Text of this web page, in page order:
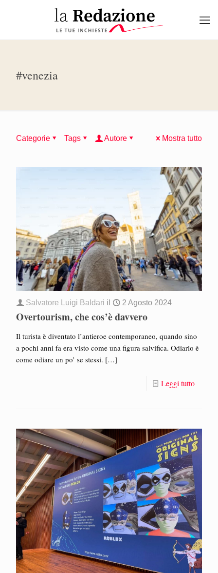
#venezia
Categorie Tags Autore Mostra tutto
Salvatore Luigi Baldari il 2 Agosto 2024
Overtourism, che cos’è davvero
Il turista è diventato l’antieroe contemporaneo, quando sino
a pochi anni fa era visto come una figura salvifica. Odiarlo è
come odiare un po’ se stessi. […]
Leggi tutto